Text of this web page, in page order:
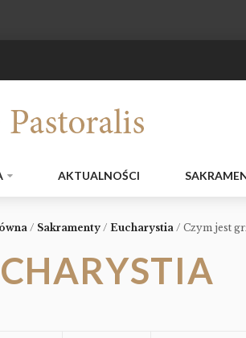
AKTUALNOŚCI
/ Sakramenty / Eucharystia / Czym jest